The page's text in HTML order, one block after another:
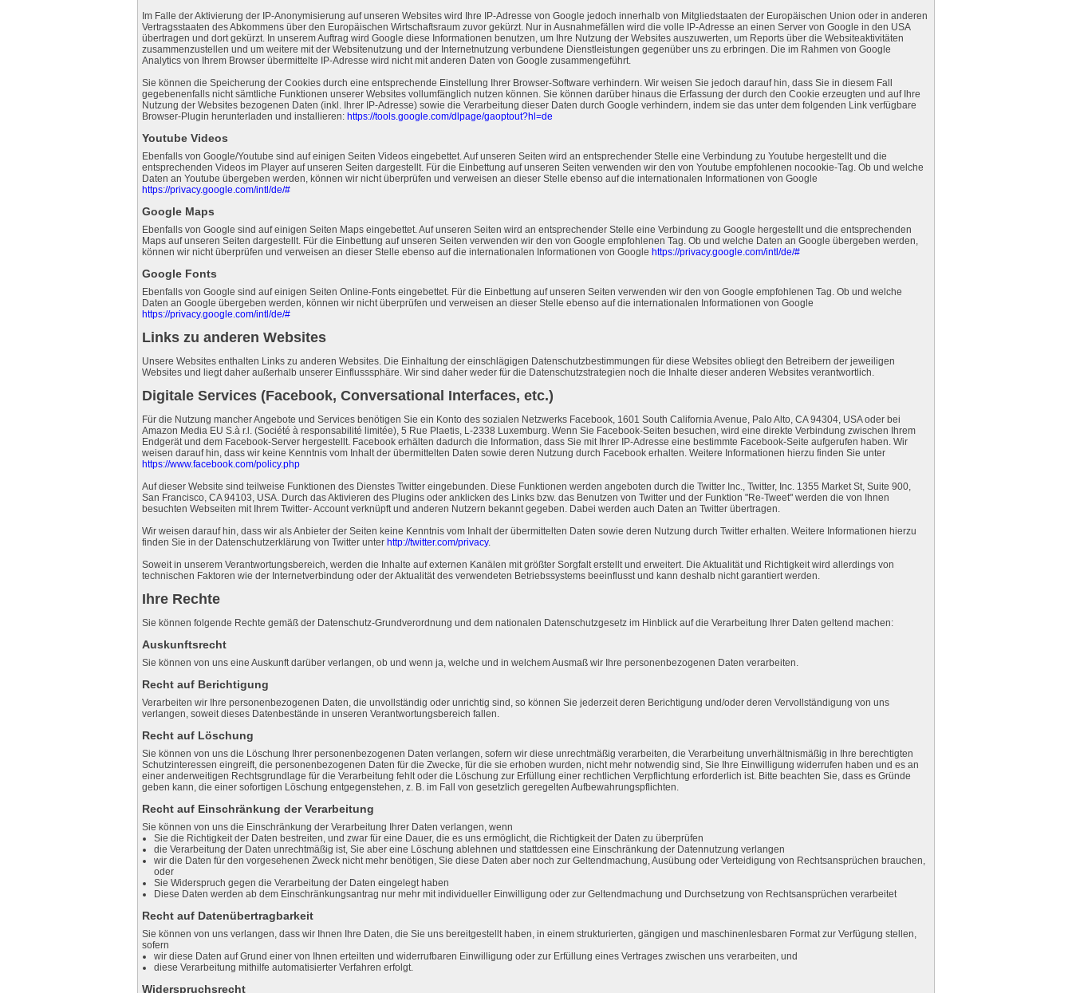
Im Falle der Aktivierung der IP-Anonymisierung auf unseren Websites wird Ihre IP-Adresse von Google jedoch innerhalb von Mitgliedstaaten der Europäischen Union oder in anderen
Vertragsstaaten des Abkommens über den Europäischen Wirtschaftsraum zuvor gekürzt. Nur in Ausnahmefällen wird die volle IP-Adresse an einen Server von Google in den USA
übertragen und dort gekürzt. In unserem Auftrag wird Google diese Informationen benutzen, um Ihre Nutzung der Websites auszuwerten, um Reports über die Websiteaktivitäten
zusammenzustellen und um weitere mit der Websitenutzung und der Internetnutzung verbundene Dienstleistungen gegenüber uns zu erbringen. Die im Rahmen von Google
Analytics von Ihrem Browser übermittelte IP-Adresse wird nicht mit anderen Daten von Google zusammengeführt.
Sie können die Speicherung der Cookies durch eine entsprechende Einstellung Ihrer Browser-Software verhindern. Wir weisen Sie jedoch darauf hin, dass Sie in diesem Fall
gegebenenfalls nicht sämtliche Funktionen unserer Websites vollumfänglich nutzen können. Sie können darüber hinaus die Erfassung der durch den Cookie erzeugten und auf Ihre
Nutzung der Websites bezogenen Daten (inkl. Ihrer IP-Adresse) sowie die Verarbeitung dieser Daten durch Google verhindern, indem sie das unter dem folgenden Link verfügbare
Browser-Plugin herunterladen und installieren: https://tools.google.com/dlpage/gaoptout?hl=de
Youtube Videos
Ebenfalls von Google/Youtube sind auf einigen Seiten Videos eingebettet. Auf unseren Seiten wird an entsprechender Stelle eine Verbindung zu Youtube hergestellt und die
entsprechenden Videos im Player auf unseren Seiten dargestellt. Für die Einbettung auf unseren Seiten verwenden wir den von Youtube empfohlenen nocookie-Tag. Ob und welche
Daten an Youtube übergeben werden, können wir nicht überprüfen und verweisen an dieser Stelle ebenso auf die internationalen Informationen von Google
https://privacy.google.com/intl/de/#
Google Maps
Ebenfalls von Google sind auf einigen Seiten Maps eingebettet. Auf unseren Seiten wird an entsprechender Stelle eine Verbindung zu Google hergestellt und die entsprechenden
Maps auf unseren Seiten dargestellt. Für die Einbettung auf unseren Seiten verwenden wir den von Google empfohlenen Tag. Ob und welche Daten an Google übergeben werden,
können wir nicht überprüfen und verweisen an dieser Stelle ebenso auf die internationalen Informationen von Google https://privacy.google.com/intl/de/#
Google Fonts
Ebenfalls von Google sind auf einigen Seiten Online-Fonts eingebettet. Für die Einbettung auf unseren Seiten verwenden wir den von Google empfohlenen Tag. Ob und welche
Daten an Google übergeben werden, können wir nicht überprüfen und verweisen an dieser Stelle ebenso auf die internationalen Informationen von Google
https://privacy.google.com/intl/de/#
Links zu anderen Websites
Unsere Websites enthalten Links zu anderen Websites. Die Einhaltung der einschlägigen Datenschutzbestimmungen für diese Websites obliegt den Betreibern der jeweiligen
Websites und liegt daher außerhalb unserer Einflusssphäre. Wir sind daher weder für die Datenschutzstrategien noch die Inhalte dieser anderen Websites verantwortlich.
Digitale Services (Facebook, Conversational Interfaces, etc.)
Für die Nutzung mancher Angebote und Services benötigen Sie ein Konto des sozialen Netzwerks Facebook, 1601 South California Avenue, Palo Alto, CA 94304, USA oder bei
Amazon Media EU S.à r.l. (Société à responsabilité limitée), 5 Rue Plaetis, L-2338 Luxemburg. Wenn Sie Facebook-Seiten besuchen, wird eine direkte Verbindung zwischen Ihrem
Endgerät und dem Facebook-Server hergestellt. Facebook erhälten dadurch die Information, dass Sie mit Ihrer IP-Adresse eine bestimmte Facebook-Seite aufgerufen haben. Wir
weisen darauf hin, dass wir keine Kenntnis vom Inhalt der übermittelten Daten sowie deren Nutzung durch Facebook erhalten. Weitere Informationen hierzu finden Sie unter
https://www.facebook.com/policy.php
Auf dieser Website sind teilweise Funktionen des Dienstes Twitter eingebunden. Diese Funktionen werden angeboten durch die Twitter Inc., Twitter, Inc. 1355 Market St, Suite 900,
San Francisco, CA 94103, USA. Durch das Aktivieren des Plugins oder anklicken des Links bzw. das Benutzen von Twitter und der Funktion "Re-Tweet" werden die von Ihnen
besuchten Webseiten mit Ihrem Twitter- Account verknüpft und anderen Nutzern bekannt gegeben. Dabei werden auch Daten an Twitter übertragen.
Wir weisen darauf hin, dass wir als Anbieter der Seiten keine Kenntnis vom Inhalt der übermittelten Daten sowie deren Nutzung durch Twitter erhalten. Weitere Informationen hierzu
finden Sie in der Datenschutzerklärung von Twitter unter http://twitter.com/privacy.
Soweit in unserem Verantwortungsbereich, werden die Inhalte auf externen Kanälen mit größter Sorgfalt erstellt und erweitert. Die Aktualität und Richtigkeit wird allerdings von
technischen Faktoren wie der Internetverbindung oder der Aktualität des verwendeten Betriebssystems beeinflusst und kann deshalb nicht garantiert werden.
Ihre Rechte
Sie können folgende Rechte gemäß der Datenschutz-Grundverordnung und dem nationalen Datenschutzgesetz im Hinblick auf die Verarbeitung Ihrer Daten geltend machen:
Auskunftsrecht
Sie können von uns eine Auskunft darüber verlangen, ob und wenn ja, welche und in welchem Ausmaß wir Ihre personenbezogenen Daten verarbeiten.
Recht auf Berichtigung
Verarbeiten wir Ihre personenbezogenen Daten, die unvollständig oder unrichtig sind, so können Sie jederzeit deren Berichtigung und/oder deren Vervollständigung von uns
verlangen, soweit dieses Datenbestände in unseren Verantwortungsbereich fallen.
Recht auf Löschung
Sie können von uns die Löschung Ihrer personenbezogenen Daten verlangen, sofern wir diese unrechtmäßig verarbeiten, die Verarbeitung unverhältnismäßig in Ihre berechtigten
Schutzinteressen eingreift, die personenbezogenen Daten für die Zwecke, für die sie erhoben wurden, nicht mehr notwendig sind, Sie Ihre Einwilligung widerrufen haben und es an
einer anderweitigen Rechtsgrundlage für die Verarbeitung fehlt oder die Löschung zur Erfüllung einer rechtlichen Verpflichtung erforderlich ist. Bitte beachten Sie, dass es Gründe
geben kann, die einer sofortigen Löschung entgegenstehen, z. B. im Fall von gesetzlich geregelten Aufbewahrungspflichten.
Recht auf Einschränkung der Verarbeitung
Sie können von uns die Einschränkung der Verarbeitung Ihrer Daten verlangen, wenn
Sie die Richtigkeit der Daten bestreiten, und zwar für eine Dauer, die es uns ermöglicht, die Richtigkeit der Daten zu überprüfen
die Verarbeitung der Daten unrechtmäßig ist, Sie aber eine Löschung ablehnen und stattdessen eine Einschränkung der Datennutzung verlangen
wir die Daten für den vorgesehenen Zweck nicht mehr benötigen, Sie diese Daten aber noch zur Geltendmachung, Ausübung oder Verteidigung von Rechtsansprüchen brauchen,
oder
Sie Widerspruch gegen die Verarbeitung der Daten eingelegt haben
Diese Daten werden ab dem Einschränkungsantrag nur mehr mit individueller Einwilligung oder zur Geltendmachung und Durchsetzung von Rechtsansprüchen verarbeitet
Recht auf Datenübertragbarkeit
Sie können von uns verlangen, dass wir Ihnen Ihre Daten, die Sie uns bereitgestellt haben, in einem strukturierten, gängigen und maschinenlesbaren Format zur Verfügung stellen,
sofern
wir diese Daten auf Grund einer von Ihnen erteilten und widerrufbaren Einwilligung oder zur Erfüllung eines Vertrages zwischen uns verarbeiten, und
diese Verarbeitung mithilfe automatisierter Verfahren erfolgt.
Widerspruchsrecht